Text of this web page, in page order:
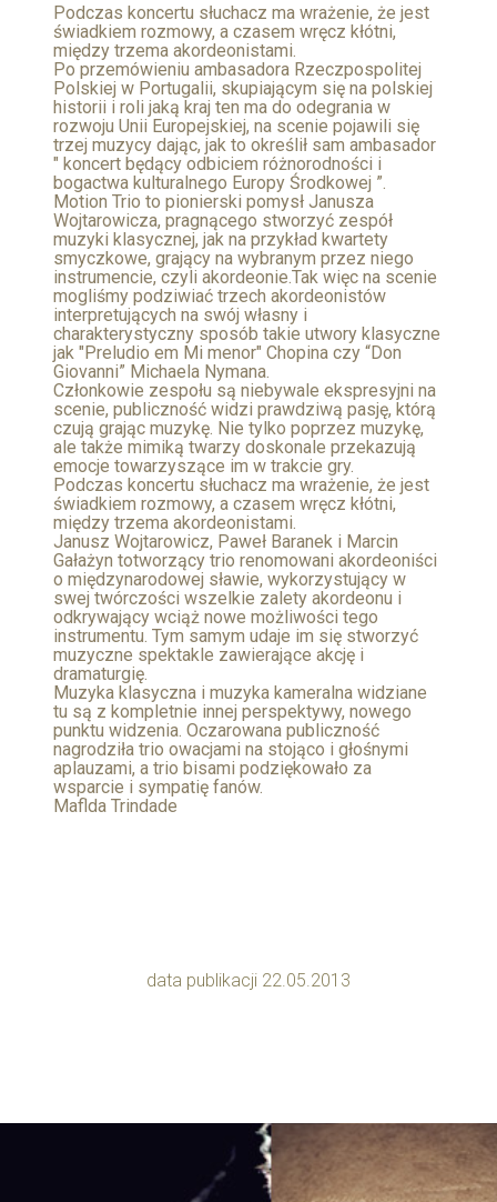
Podczas koncertu słuchacz ma wrażenie, że jest
świadkiem rozmowy, a czasem wręcz kłótni,
między trzema akordeonistami.
Po przemówieniu ambasadora Rzeczpospolitej
Polskiej w Portugalii, skupiającym się na polskiej
historii i roli jaką kraj ten ma do odegrania w
rozwoju Unii Europejskiej, na scenie pojawili się
trzej muzycy dając, jak to określił sam ambasador
" koncert będący odbiciem różnorodności i
bogactwa kulturalnego Europy Środkowej ”.
Motion Trio to pionierski pomysł Janusza
Wojtarowicza, pragnącego stworzyć zespół
muzyki klasycznej, jak na przykład kwartety
smyczkowe, grający na wybranym przez niego
instrumencie, czyli akordeonie.Tak więc na scenie
mogliśmy podziwiać trzech akordeonistów
interpretujących na swój własny i
charakterystyczny sposób takie utwory klasyczne
jak "Preludio em Mi menor" Chopina czy “Don
Giovanni” Michaela Nymana.
Członkowie zespołu są niebywale ekspresyjni na
scenie, publiczność widzi prawdziwą pasję, którą
czują grając muzykę. Nie tylko poprzez muzykę,
ale także mimiką twarzy doskonale przekazują
emocje towarzyszące im w trakcie gry.
Podczas koncertu słuchacz ma wrażenie, że jest
świadkiem rozmowy, a czasem wręcz kłótni,
między trzema akordeonistami.
Janusz Wojtarowicz, Paweł Baranek i Marcin
Gałażyn totworzący trio renomowani akordeoniści
o międzynarodowej sławie, wykorzystujący w
swej twórczości wszelkie zalety akordeonu i
odkrywający wciąż nowe możliwości tego
instrumentu. Tym samym udaje im się stworzyć
muzyczne spektakle zawierające akcję i
dramaturgię.
Muzyka klasyczna i muzyka kameralna widziane
tu są z kompletnie innej perspektywy, nowego
punktu widzenia. Oczarowana publiczność
nagrodziła trio owacjami na stojąco i głośnymi
aplauzami, a trio bisami podziękowało za
wsparcie i sympatię fanów.
Maflda Trindade
data publikacji 22.05.2013